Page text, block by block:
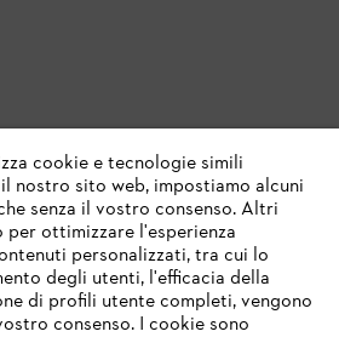
cookie e tecnologie simili
nostro sito web, impostiamo alcuni
senza il vostro consenso. Altri
ottimizzare l'esperienza
personalizzati, tra cui lo
degli utenti, l'efficacia della
di profili utente completi, vengono
consenso. I cookie sono